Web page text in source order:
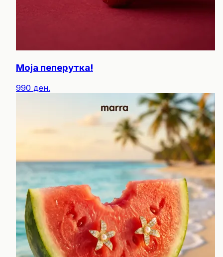
Моја пеперутка!
990 ден.